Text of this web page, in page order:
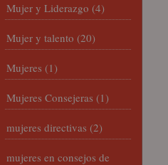
Mujer y Liderazgo (4)
Mujer y talento (20)
Mujeres (1)
Mujeres Consejeras (1)
mujeres directivas (2)
mujeres en consejos de